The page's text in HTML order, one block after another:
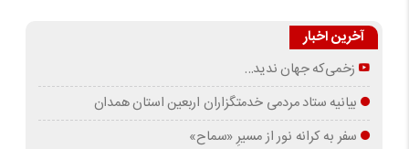
آخرین اخبار
زخمی‌که جهان ندید…
بیانیه ستاد مردمی خدمتگزاران اربعین استان همدان
سفر به کرانه‌ نور از مسیرِ «سماح»